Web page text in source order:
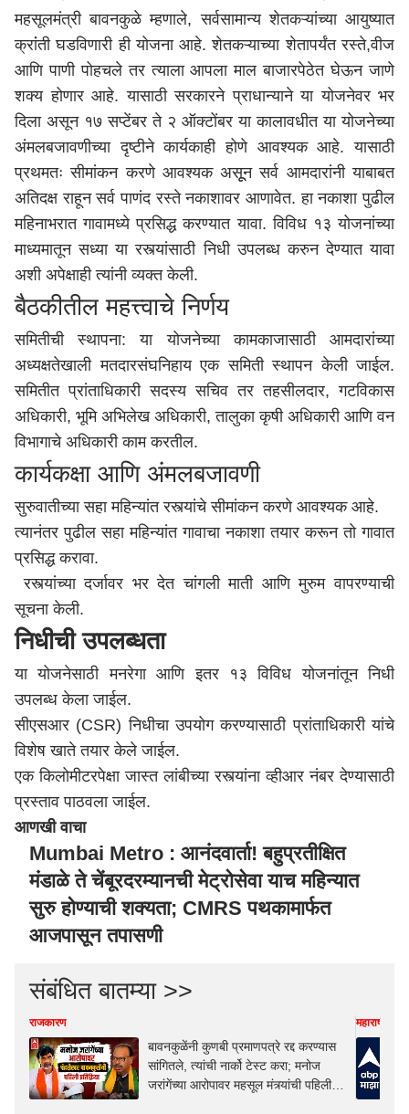
महसूलमंत्री बावनकुळे म्हणाले, सर्वसामान्य शेतकऱ्यांच्या आयुष्यात
क्रांंती घडविणारी ही योजना आहे. शेतकऱ्याच्या शेतापर्यंत रस्ते,वीज
आणि पाणी पोहचले तर त्याला आपला माल बाजारपेठेत घेऊन जाणे
शक्य होणार आहे. यासाठी सरकारने प्राधान्याने या योजनेवर भर
दिला असून १७ सप्टेंबर ते २ ऑक्टोंबर या कालावधीत या योजनेच्या
अंमलबजावणीच्या दृष्टीने कार्यकाही होणे आवश्यक आहे. यासाठी
प्रथमतः सीमांकन करणे आवश्यक असूून सर्व आमदारांनी याबाबत
अतिदक्ष राहून सर्व पाणंद रस्ते नकाशावर आणावेत. हा नकाशा पुढील
महिनाभरात गावामध्ये प्रसिद्ध करण्यात यावा. विविध १३ योजनांच्या
माध्यमातून सध्या या रस्त्यांसाठी निधी उपलब्ध करुन देण्यात यावा
अशी अपेक्षाही त्यांनी व्यक्त केली.
बैठकीतील महत्त्वाचे निर्णय
समितीची स्थापना: या योजनेच्या कामकाजासाठी आमदारांच्या
अध्यक्षतेखाली मतदारसंघनिहाय एक समिती स्थापन केली जाईल.
समितीत प्रांताधिकारी सदस्य सचिव तर तहसीलदार, गटविकास
अधिकारी, भूमि अभिलेख अधिकारी, तालुका कृषी अधिकारी आणि वन
विभागाचे अधिकारी काम करतील.
कार्यकक्षा आणि अंमलबजावणी
​सुरुवातीच्या सहा महिन्यांत रस्त्यांचे सीमांकन करणे आवश्यक आहे.
​त्यानंतर पुढील सहा महिन्यांत गावाचा नकाशा तयार करून तो गावात
प्रसिद्ध करावा.
​ रस्त्यांच्या दर्जावर भर देत चांगली माती आणि मुरुम वापरण्याची
सूचना केली.
निधीची उपलब्धता
​या योजनेसाठी मनरेगा आणि इतर १३ विविध योजनांतून निधी
उपलब्ध केला जाईल.
​सीएसआर (CSR) निधीचा उपयोग करण्यासाठी प्रांताधिकारी यांचे
विशेष खाते तयार केले जाईल.
​एक किलोमीटरपेक्षा जास्त लांबीच्या रस्त्यांना व्हीआर नंबर देण्यासाठी
प्रस्ताव पाठवला जाईल.
आणखी वाचा
Mumbai Metro : आनंदवार्ता! बहुप्रतीक्षित
मंडाळे ते चेंबूरदरम्यानची मेट्रोसेवा याच महिन्यात
सुरु होण्याची शक्यता; CMRS पथकामार्फत
आजपासून तपासणी
संबंधित बातम्या >>
राजकारण
बावनकुळेंनी कुणबी प्रमाणपत्रे रद्द करण्यास
सांगितले, त्यांची नार्को टेस्ट करा; मनोज
जरांगेंच्या आरोपावर महसूल मंत्र्यांची पहिली
महाराष्ट्र